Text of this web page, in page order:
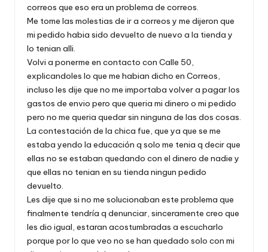
correos que eso era un problema de correos.
Me tome las molestias de ir a correos y me dijeron que
mi pedido habia sido devuelto de nuevo a la tienda y
lo tenian alli.
Volvi a ponerme en contacto con Calle 50,
explicandoles lo que me habian dicho en Correos,
incluso les dije que no me importaba volver a pagar los
gastos de envio pero que queria mi dinero o mi pedido
pero no me queria quedar sin ninguna de las dos cosas.
La contestación de la chica fue, que ya que se me
estaba yendo la educación q solo me tenia q decir que
ellas no se estaban quedando con el dinero de nadie y
que ellas no tenian en su tienda ningun pedido
devuelto.
Les dije que si no me solucionaban este problema que
finalmente tendría q denunciar, sinceramente creo que
les dio igual, estaran acostumbradas a escucharlo
porque por lo que veo no se han quedado solo con mi